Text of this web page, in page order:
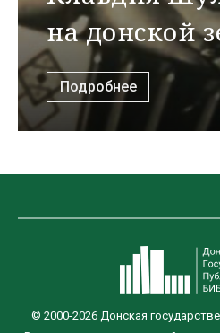
на донской
Подробнее
© 2000-2026 Донская